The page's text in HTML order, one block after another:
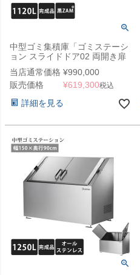
中型ゴミ集積庫「ゴミステーシ
ョン スライドドア02 両開き扉
1120L 黒ZAM」 ※法人宛配送
限定 （SN）
当店通常価格 ¥990,000
販売価格
¥619,300税込
詳細を見る